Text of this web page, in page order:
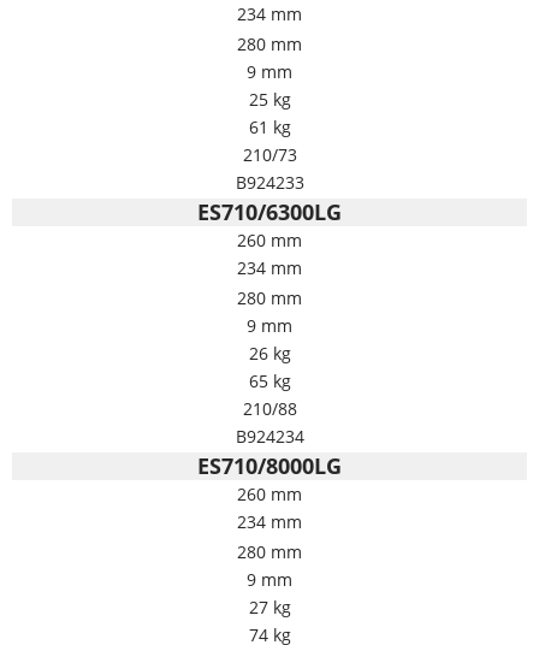
234 mm
280 mm
9 mm
25 kg
61 kg
210/73
B924233
ES710/6300LG
260 mm
234 mm
280 mm
9 mm
26 kg
65 kg
210/88
B924234
ES710/8000LG
260 mm
234 mm
280 mm
9 mm
27 kg
74 kg